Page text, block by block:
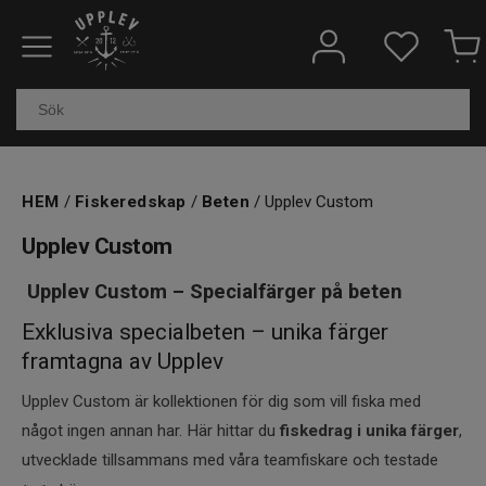
Fiskeredskap
Kläder & skor
Båtar
Outdoor
Övrigt
Kundtjänst
HEM / Fiskeredskap / Beten / Upplev Custom
Upplev Custom
Upplev Custom – Specialfärger på beten
Exklusiva specialbeten – unika färger
framtagna av Upplev
Upplev Custom är kollektionen för dig som vill fiska med
något ingen annan har. Här hittar du fiskedrag i unika färger,
utvecklade tillsammans med våra teamfiskare och testade